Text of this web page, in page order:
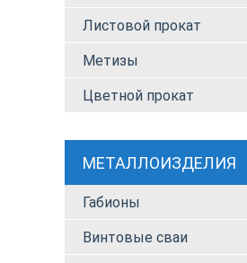
Листовой прокат
Метизы
Цветной прокат
МЕТАЛЛОИЗДЕЛИЯ
Габионы
Винтовые сваи